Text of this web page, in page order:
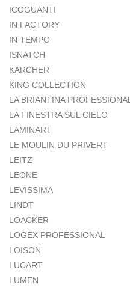
ICOGUANTI
IN FACTORY
IN TEMPO
ISNATCH
KARCHER
KING COLLECTION
LA BRIANTINA PROFESSIONAL
LA FINESTRA SUL CIELO
LAMINART
LE MOULIN DU PRIVERT
LEITZ
LEONE
LEVISSIMA
LINDT
LOACKER
LOGEX PROFESSIONAL
LOISON
LUCART
LUMEN